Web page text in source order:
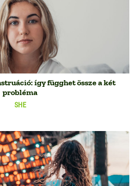
SHE
így függhet össze a két
probléma